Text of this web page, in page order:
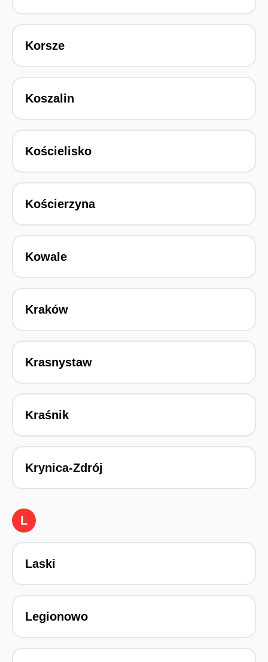
Korsze
Koszalin
Kościelisko
Kościerzyna
Kowale
Kraków
Krasnystaw
Kraśnik
Krynica-Zdrój
L
Laski
Legionowo